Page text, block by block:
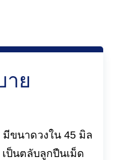
าย
มีขนาดวงใน 45 มิล
ป็นตลับลูกปืนเม็ด